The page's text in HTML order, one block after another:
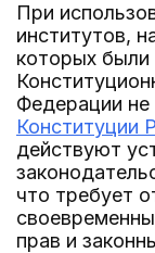
При
институтов,
которых
Федерации
Конституции
действуют
что требует
прав и